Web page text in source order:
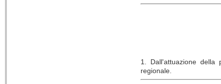
1. Dall'attuazione
regionale.